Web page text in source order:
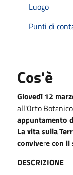
Luogo
Punti di
Cos'è
Giovedì 12
all'Orto
appuntamento
La vita sulla
convivere con il
DESCRIZIONE